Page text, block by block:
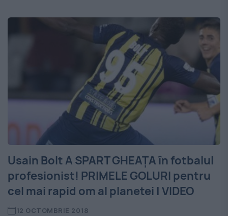
Usain Bolt A SPART GHEAȚA în fotbalul
profesionist! PRIMELE GOLURI pentru
cel mai rapid om al planetei | VIDEO
12 OCTOMBRIE 2018